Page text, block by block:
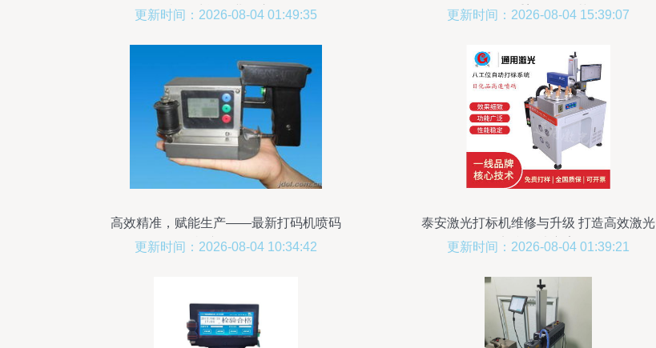
打码机在啤酒行业的应用解析
更新时间：2026-08-04 01:49:35
如何重塑标识工艺
更新时间：2026-08-04 15:39:07
高效精准，赋能生产——最新打码机喷码
机产品展示
更新时间：2026-08-04 10:34:42
泰安激光打标机维修与升级 打造高效激光
刻印解决方案
更新时间：2026-08-04 01:39:21